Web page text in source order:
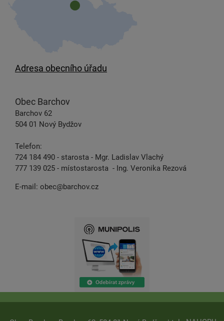
Adresa obecního úřadu
Obec Barchov
Barchov 62
504 01 Nový Bydžov
Telefon:
724 184 490 - starosta - Mgr. Ladislav Vlachý
777 139 025 - místostarosta - Ing. Veronika Rezová
E-mail: obec@barchov.cz